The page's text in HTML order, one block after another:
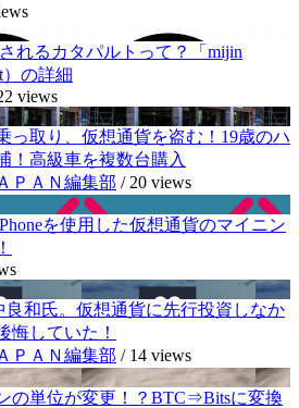
れるカタパルトって？「mijin
）の詳細
views
っ取り、仮想通貨を盗む！19歳のハ
！高級車を複数台購入
ＰＡＮ編集部 / 20 views
を使用した仮想通貨のマイニン
良和氏。仮想通貨に先行投資しなか
悔していた！
ＰＡＮ編集部 / 14 views
の単位が変更！？BTC⇒Bitsに変換